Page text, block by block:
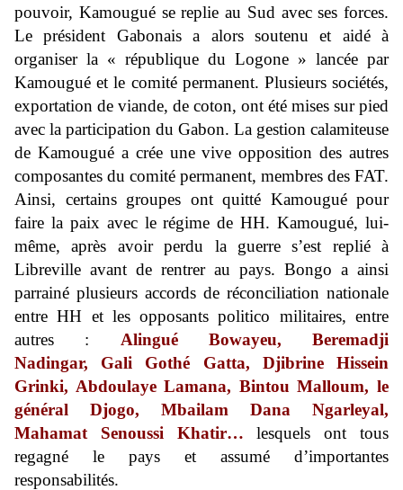
pouvoir, Kamougué se replie au Sud avec ses forces.
Le président Gabonais a alors soutenu et aidé à
organiser la « république du Logone » lancée par
Kamougué et le comité permanent. Plusieurs sociétés,
exportation de viande, de coton, ont été mises sur pied
avec la participation du Gabon. La gestion calamiteuse
de Kamougué a crée une vive opposition des autres
composantes du comité permanent, membres des FAT.
Ainsi, certains groupes ont quitté Kamougué pour
faire la paix avec le régime de HH. Kamougué, lui-
même, après avoir perdu la guerre s’est replié à
Libreville avant de rentrer au pays. Bongo a ainsi
parrainé plusieurs accords de réconciliation nationale
entre HH et les opposants politico militaires, entre
autres : Alingué Bowayeu, Beremadji
Nadingar, Gali Gothé Gatta, Djibrine Hissein
Grinki, Abdoulaye Lamana, Bintou Malloum, le
général Djogo, Mbailam Dana Ngarleyal,
Mahamat Senoussi Khatir… lesquels ont tous
regagné le pays et assumé d’importantes
responsabilités.